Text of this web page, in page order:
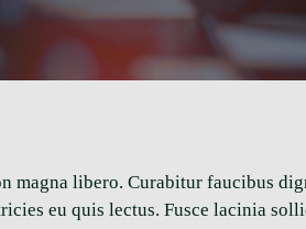
magna libero. Curabitur faucibus
eu quis lectus. Fusce lacinia